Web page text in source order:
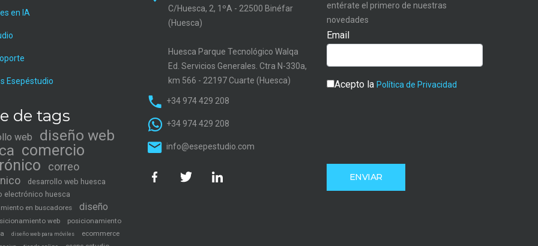
en IA
Esepéstudio
de tags
web
diseño web
comercio
correo
desarrollo web huesca
electrónico huesca
en buscadores diseño
web
posicionamiento
diseño web para móviles ecommerce
C/Huesca, 2, 1ºA - 22500 Binéfar
(Huesca)
Huesca Parque Tecnológico Walqa
Ed. Servicios Generales. Ctra N-330a,
km 566 - 22197 Cuarte (Huesca)
+34 974 429 208
+34 974 429 208
info@esepestudio.com
entérate el primero de nuestras
novedades
Email
Acepto la Política de Privacidad